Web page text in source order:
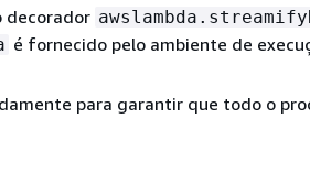
decorador
é fornecido pelo ambiente de
para garantir que todo o